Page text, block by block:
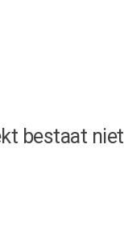
bestaat niet